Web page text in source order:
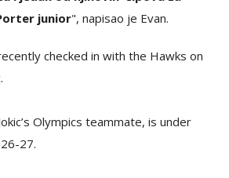
junior", napisao je Evan.
checked in with the Hawks on
Olympics teammate, is under
27.